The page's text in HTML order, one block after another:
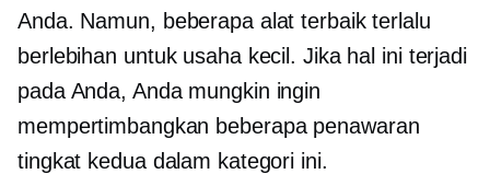
Anda. Namun, beberapa alat terbaik terlalu
berlebihan untuk usaha kecil. Jika hal ini terjadi
pada Anda, Anda mungkin ingin
mempertimbangkan beberapa penawaran
tingkat kedua dalam kategori ini.